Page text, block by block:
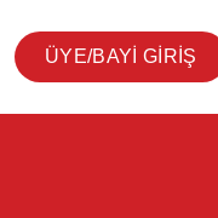
ÜYE/BAYİ GİRİŞ